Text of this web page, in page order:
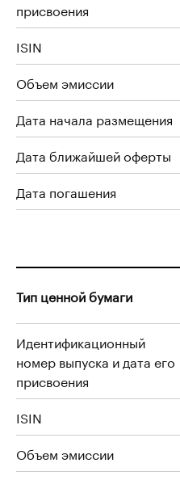
присвоения
ISIN
Объем эмиссии
Дата начала размещения
Дата ближайшей оферты
Дата погашения
Тип ценной бумаги
Идентификационный
номер выпуска и дата его
присвоения
ISIN
Объем эмиссии